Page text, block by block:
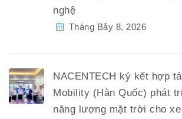
nghệ
Tháng Bảy 8, 2026
NACENTECH ký kết hợp
Mobility (Hàn Quốc) phát
năng lượng mặt trời cho